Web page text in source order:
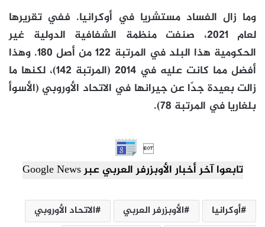
وما زال الفساد مستشريا في أوكرانيا. ففي تقريرها
لعام 2021، صنفت منظمة الشفافية الدولية غير
الحكومية هذا البلد في المرتبة 122 من أصل 180. وهذا
أفضل مما كانت عليه في 2014 (المرتبة 142)، لكنها ما
زالت بعيدة جدًا عن جيرانها في الاتحاد الأوروبي (الأسوأ
بلغاريا في المرتبة 78).

تابعوا آخر أخبار الأوبزرفر العربي عبر Google News
أوكرانيا الأوبزرفر العربي
الاتحاد الأوروبي